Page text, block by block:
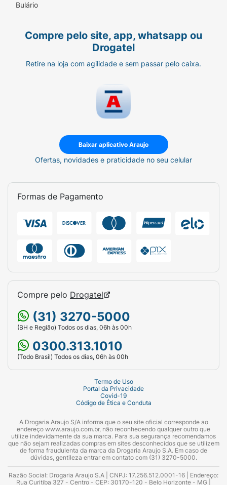
Bulário
Compre pelo site, app, whatsapp ou
Drogatel
Retire na loja com agilidade e sem passar pelo caixa.
Baixar aplicativo Araujo
Ofertas, novidades e praticidade no seu celular
Formas de Pagamento
Compre pelo Drogatel
(31) 3270-5000
(BH e Região) Todos os dias, 06h às 00h
0300.313.1010
(Todo Brasil) Todos os dias, 06h às 00h
Termo de Uso
Portal da Privacidade
Covid-19
Código de Ética e Conduta
A Drogaria Araujo S/A informa que o seu site oficial corresponde ao
endereço www.araujo.com.br, não reconhecendo qualquer outro que
utilize indevidamente da sua marca. Para sua segurança recomendamos
que não sejam realizadas compras em sites desconhecidos que se utilizem
de forma fraudulenta da marca da Drogaria Araujo S.A. Em caso de
dúvidas, gentileza entrar em contato com (31) 3270-5000.
Razão Social: Drogaria Araujo S.A | CNPJ: 17.256.512.0001-16 | Endereço:
Rua Curitiba 327 - Centro - CEP: 30170-120 - Belo Horizonte - MG |